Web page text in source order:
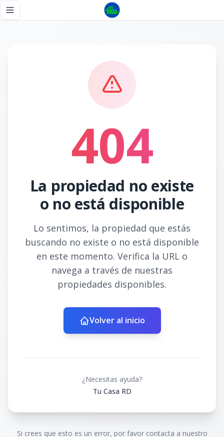
Toggle navigation menu
404
La propiedad no existe
o no está disponible
Lo sentimos, la propiedad que estás
buscando no existe o no está disponible
en este momento. Verifica la URL o
navega a través de nuestras
propiedades disponibles.
Volver al inicio
¿Necesitas ayuda?
Tu Casa RD
Si crees que esto es un error, por favor contacta a nuestro
Página no encontrada - Tu Casa RD